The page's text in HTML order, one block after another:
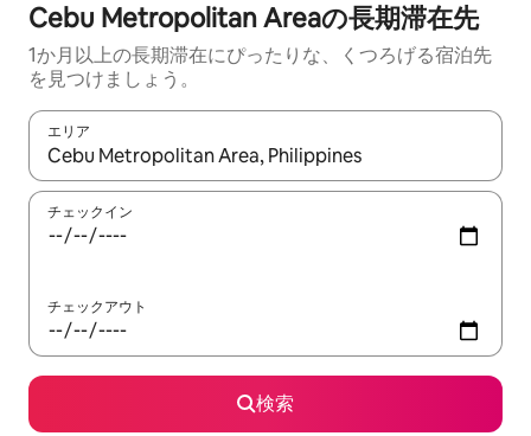
Cebu Metropolitan Areaの長期滞在先
1か月以上の長期滞在にぴったりな、くつろげる宿泊先
を見つけましょう。
エリア
検索結果が表示されたら、上下の矢印キーを使って移動するか
チェックイン
チェックアウト
検索